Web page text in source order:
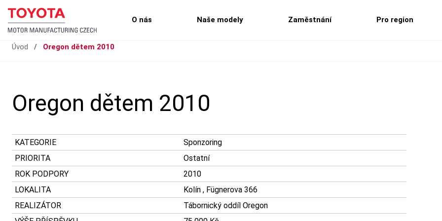
O nás Naše modely Zaměstnání Pro region
Úvod / Oregon dětem 2010
Oregon dětem 2010
KATEGORIE
Sponzoring
PRIORITA
Ostatní
ROK PODPORY
2010
LOKALITA
Kolín , Fügnerova 366
REALIZÁTOR
Tábornický oddíl Oregon